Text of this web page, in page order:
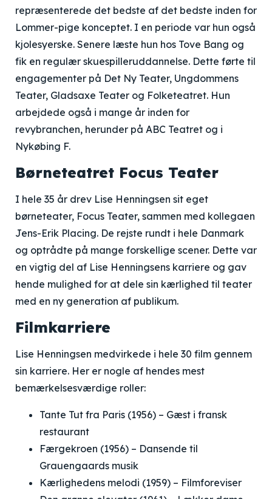
repræsenterede det bedste af det bedste inden for
Lommer-pige konceptet. I en periode var hun også
kjolesyerske. Senere læste hun hos Tove Bang og
fik en regulær skuespilleruddannelse. Dette førte til
engagementer på Det Ny Teater, Ungdommens
Teater, Gladsaxe Teater og Folketeatret. Hun
arbejdede også i mange år inden for
revybranchen, herunder på ABC Teatret og i
Nykøbing F.
Børneteatret Focus Teater
I hele 35 år drev Lise Henningsen sit eget
børneteater, Focus Teater, sammen med kollegaen
Jens-Erik Placing. De rejste rundt i hele Danmark
og optrådte på mange forskellige scener. Dette var
en vigtig del af Lise Henningsens karriere og gav
hende mulighed for at dele sin kærlighed til teater
med en ny generation af publikum.
Filmkarriere
Lise Henningsen medvirkede i hele 30 film gennem
sin karriere. Her er nogle af hendes mest
bemærkelsesværdige roller:
Tante Tut fra Paris (1956) – Gæst i fransk
restaurant
Færgekroen (1956) – Dansende til
Grauengaards musik
Kærlighedens melodi (1959) – Filmforeviser